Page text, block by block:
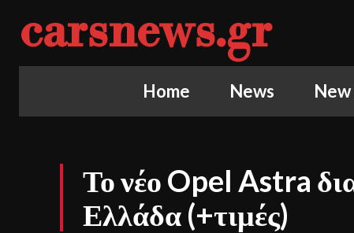
carsnews.gr
Home News
Το νέο Opel Astra
Ελλάδα (+τιμές)